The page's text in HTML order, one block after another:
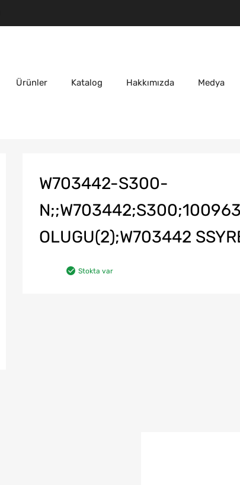
Ürünler Katalog Hakkımızda Medya
W703442-S300-
OLUGU(2);W703442
Stokta var